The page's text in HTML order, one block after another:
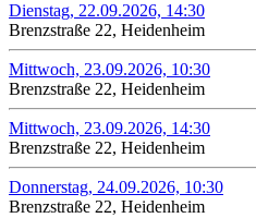
Dienstag, 22.09.2026, 14:30
Brenzstraße 22, Heidenheim
Mittwoch, 23.09.2026, 10:30
Brenzstraße 22, Heidenheim
Mittwoch, 23.09.2026, 14:30
Brenzstraße 22, Heidenheim
Donnerstag, 24.09.2026, 10:30
Brenzstraße 22, Heidenheim